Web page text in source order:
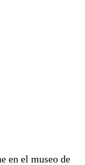
en el museo de